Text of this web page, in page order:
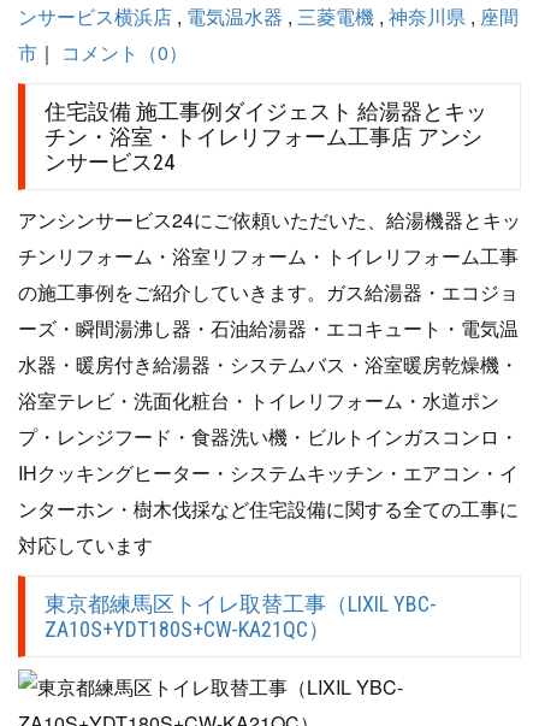
ンサービス横浜店 , 電気温水器 , 三菱電機 , 神奈川県 , 座間
市 ｜ コメント（0）
住宅設備 施工事例ダイジェスト 給湯器とキッ
チン・浴室・トイレリフォーム工事店 アンシ
ンサービス24
アンシンサービス24にご依頼いただいた、給湯機器とキッ
チンリフォーム・浴室リフォーム・トイレリフォーム工事
の施工事例をご紹介していきます。ガス給湯器・エコジョ
ーズ・瞬間湯沸し器・石油給湯器・エコキュート・電気温
水器・暖房付き給湯器・システムバス・浴室暖房乾燥機・
浴室テレビ・洗面化粧台・トイレリフォーム・水道ポン
プ・レンジフード・食器洗い機・ビルトインガスコンロ・
IHクッキングヒーター・システムキッチン・エアコン・イ
ンターホン・樹木伐採など住宅設備に関する全ての工事に
対応しています
東京都練馬区トイレ取替工事（LIXIL YBC-
ZA10S+YDT180S+CW-KA21QC）